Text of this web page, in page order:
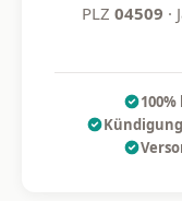
PLZ 04509 ·